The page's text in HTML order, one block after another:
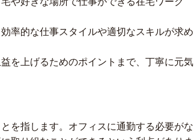
率的な仕事スタイルや適切なスキルが求め
を上げるためのポイントまで、丁寧に元気
を指します。オフィスに通勤する必要がな